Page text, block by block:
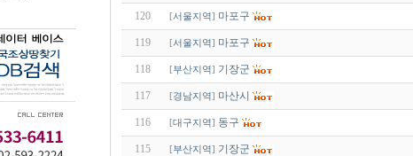
120 [서울지역] 마포구
119 [서울지역] 마포구
118 [부산지역] 기장군
117 [경남지역] 마산시
116 [대구지역] 동구
115 [부산지역] 기장군